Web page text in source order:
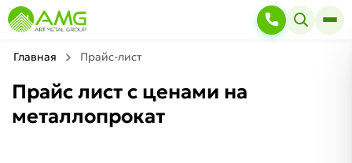
Главная Прайс-лист
Прайс лист с ценами на
металлопрокат